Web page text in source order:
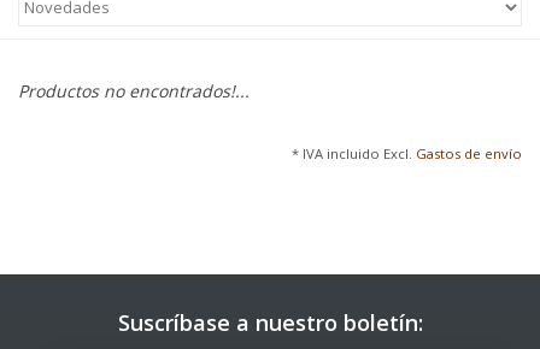
Productos no encontrados!...
* IVA incluido Excl. Gastos de envío
Suscríbase a nuestro boletín: